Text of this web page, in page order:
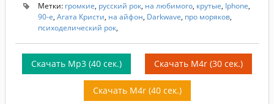
Метки: громкие, русский рок, на любимого, крутые, Iphone,
90-е, Агата Кристи, на айфон, Darkwave, про моряков,
психоделический рок,
Скачать Mp3 (40 сек.) Скачать M4r (30 сек.)
Скачать M4r (40 сек.)